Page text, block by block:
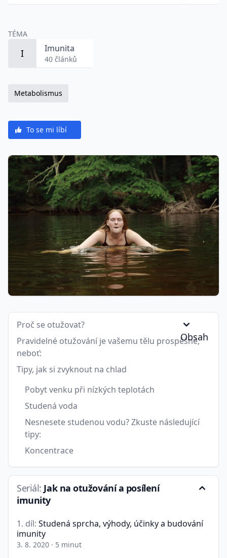
TÉMA
I Imunita
40 článků
Metabolismus
To se mi líbí
Obsah
Proč se otužovat?
Pravidelné otužování je vašemu tělu prospěšné,
neboť:
Tipy, jak si zvyknout na chlad
Pobyt venku při nízkých teplotách
Studená voda
Nesnesete studenou vodu? Zkuste následující
tipy:
Koncentrace
Seriál: Jak na otužování a posílení
imunity
1. díl: Studená sprcha, výhody, účinky a budování
imunity
3. 8. 2020 · 5 minut